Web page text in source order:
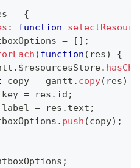
= {
: function
= [ ] ;
(function ( res)
{
. $resourcesStore.
copy = gantt . copy( res) ;
key = res . id ;
label = res . text ;
. push (copy) ;
;